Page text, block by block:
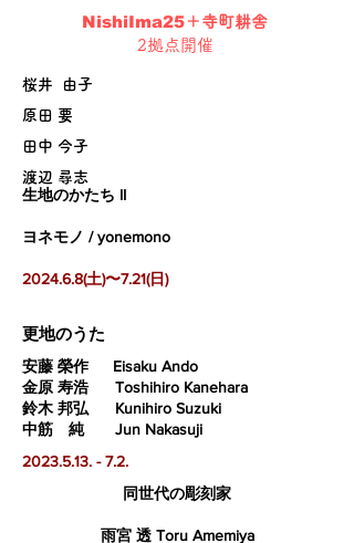
NishiIma25 ＋寺町耕舎
2拠点開催
桜井 由子
原田 要
田中 今子
渡辺 尋志
生地のかたち II
ヨネモノ / yonemono
2024.6.8(土)〜7.21(日)
​更地のうた
安藤 榮作 Eisaku Ando
金原 寿浩 Toshihiro Kanehara
鈴木 邦弘 Kunihiro Suzuki
中筋 純 Jun Nakasuji
2023.5.13. - 7.2.
同世代の彫刻家
雨宮 透 Toru Amemiya